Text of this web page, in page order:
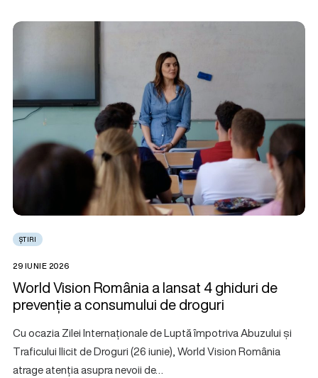
ȘTIRI
29 IUNIE 2026
World Vision România a lansat 4 ghiduri de
prevenție a consumului de droguri
Cu ocazia Zilei Internaționale de Luptă împotriva Abuzului și
Traficului Ilicit de Droguri (26 iunie), World Vision România
atrage atenția asupra nevoii de…